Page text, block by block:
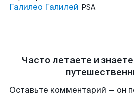
Галилео Галилей PSA
Часто летаете и
Оставьте комментарий — он